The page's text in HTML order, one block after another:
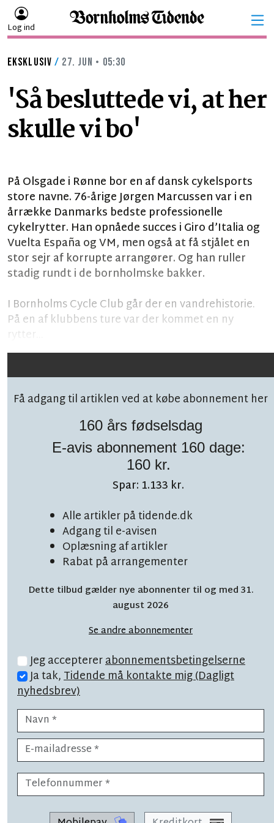
Log ind
EKSKLUSIV / 27. JUN • 05:30
'Så besluttede vi, at her
skulle vi bo'
På Olsgade i Rønne bor en af dansk cykelsports
store navne. 76-årige Jørgen Marcussen var i en
årrække Danmarks bedste professionelle
cykelrytter. Han opnåede succes i Giro d’Italia og
Vuelta España og VM, men også at få stjålet en
stor sejr af korrupte arrangører. Og han ruller
stadig rundt i de bornholmske bakker.
I Bornholms Cycle Club går der en vandrehistorie.
På en af klubbens ture var der kommet en ny
Få adgang til artiklen ved at købe abonnement her
160 års fødselsdag
E-avis abonnement 160 dage:
160 kr.
Spar: 1.133 kr.
Alle artikler på tidende.dk
Adgang til e-avisen
Oplæsning af artikler
Rabat på arrangementer
Dette tilbud gælder nye abonnenter til og med 31.
august 2026
Se andre abonnementer
Jeg acceptererabonnementsbetingelserne
Ja tak,Tidende må kontakte mig (Dagligt
nyhedsbrev)
Følg debatten på facebook!
LÆSETID 8 MIN.
Kæmpe trend har fået
fodfæste: 'For mig er
det bare win-win'
Sexolog fandt sit fristed i
Østermarie